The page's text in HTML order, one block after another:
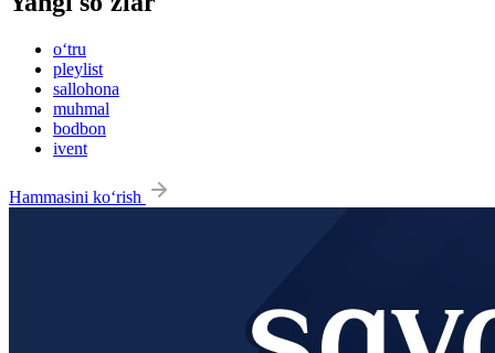
o‘tru
pleylist
sallohona
muhmal
bodbon
ivent
Hammasini ko‘rish